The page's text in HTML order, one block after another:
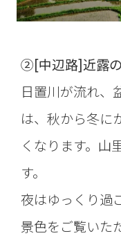
②[中辺路]近露
日置川が流れ、
は、秋から冬に
くなります。山
す。
夜はゆっくり過
景色をご覧いた